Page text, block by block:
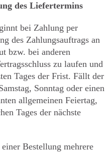
des Liefertermins
bei Zahlung per
des Zahlungsauftrags an
bzw. bei anderen
zu laufen und
Tages der Frist. Fällt der
Sonntag oder einen
allgemeinen Feiertag,
Tages der nächste
Bestellung mehrere